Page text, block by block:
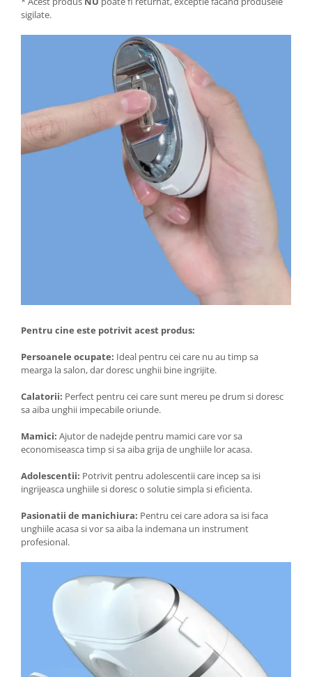
sigilate.
Pentru cine este potrivit acest produs:
Persoanele ocupate: Ideal pentru cei care nu au timp sa
mearga la salon, dar doresc unghii bine ingrijite.
Calatorii: Perfect pentru cei care sunt mereu pe drum si doresc
sa aiba unghii impecabile oriunde.
Mamici: Ajutor de nadejde pentru mamici care vor sa
economiseasca timp si sa aiba grija de unghiile lor acasa.
Adolescentii: Potrivit pentru adolescentii care incep sa isi
ingrijeasca unghiile si doresc o solutie simpla si eficienta.
Pasionatii de manichiura: Pentru cei care adora sa isi faca
unghiile acasa si vor sa aiba la indemana un instrument
profesional.